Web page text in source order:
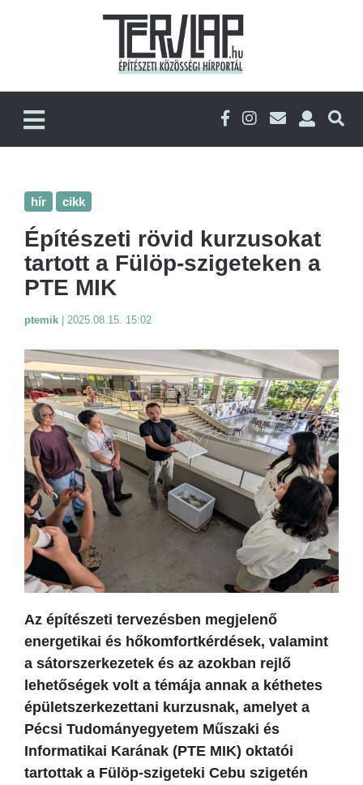
hír cikk
Építészeti rövid kurzusokat
tartott a Fülöp-szigeteken a
PTE MIK
ptemik 2025.08.15. 15:02
Az építészeti tervezésben megjelenő
energetikai és hőkomfortkérdések, valamint
a sátorszerkezetek és az azokban rejlő
lehetőségek volt a témája annak a kéthetes
épületszerkezettani kurzusnak, amelyet a
Pécsi Tudományegyetem Műszaki és
Informatikai Karának (PTE MIK) oktatói
tartottak a Fülöp-szigeteki Cebu szigetén